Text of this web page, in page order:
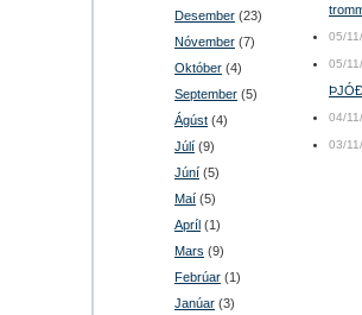
Desember (23)
Nóvember (7)
Október (4)
September (5)
Ágúst (4)
Júlí (9)
Júní (5)
Maí (5)
Apríl (1)
Mars (9)
Febrúar (1)
Janúar (3)
05/
05/
04/
03/